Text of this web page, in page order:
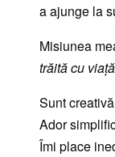
a ajunge la
Misiunea
trăită cu viață
Sunt
Ador
Îmi place